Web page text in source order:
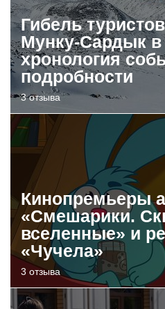
Гибель
Мунку-Сардык в
хронология
подробности
3 отзыва
Кинопремьеры
«Смешарики.
вселенные» и
«Чучела»
3 отзыва